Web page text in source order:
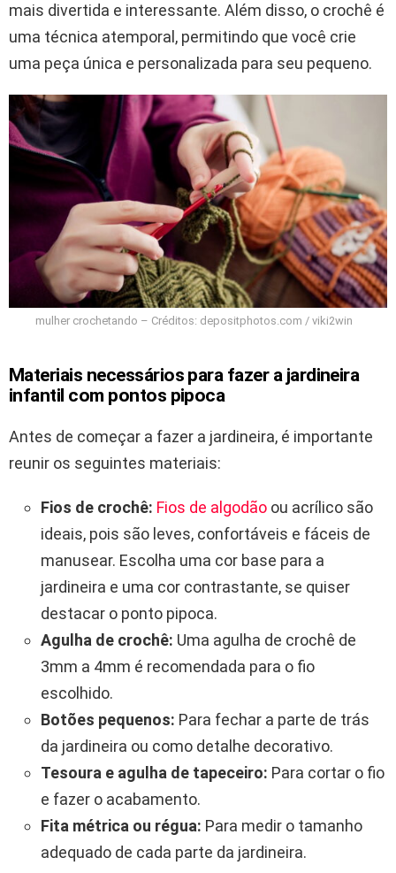
mais divertida e interessante. Além disso, o crochê é
uma técnica atemporal, permitindo que você crie
uma peça única e personalizada para seu pequeno.
mulher crochetando – Créditos: depositphotos.com / viki2win
Materiais necessários para fazer a jardineira
infantil com pontos pipoca
Antes de começar a fazer a jardineira, é importante
reunir os seguintes materiais:
Fios de crochê: Fios de algodão ou acrílico são
ideais, pois são leves, confortáveis e fáceis de
manusear. Escolha uma cor base para a
jardineira e uma cor contrastante, se quiser
destacar o ponto pipoca.
Agulha de crochê: Uma agulha de crochê de
3mm a 4mm é recomendada para o fio
escolhido.
Botões pequenos: Para fechar a parte de trás
da jardineira ou como detalhe decorativo.
Tesoura e agulha de tapeceiro: Para cortar o fio
e fazer o acabamento.
Fita métrica ou régua: Para medir o tamanho
adequado de cada parte da jardineira.